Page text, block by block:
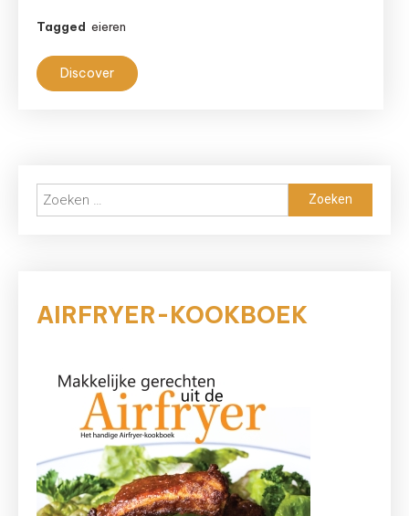
Tagged eieren
Discover
Zoeken
naar:
AIRFRYER-KOOKBOEK